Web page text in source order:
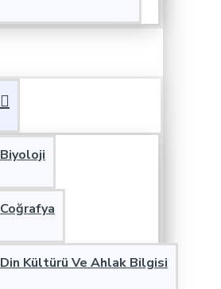
Biyoloji
Coğrafya
Din Kültürü Ve Ahlak Bilgisi